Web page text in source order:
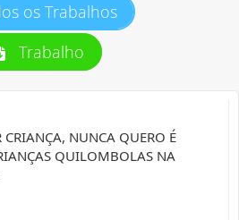
os Trabalhos
Trabalho
CRIANÇA, NUNCA QUERO É
QUILOMBOLAS NA